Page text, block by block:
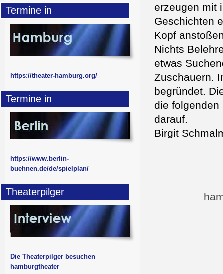
erzeugen mit
Geschichten
Kopf
Nichts
etwas
Zuschauern.
begründet.
die folgenden
darauf.
Birgit
Termine in
https://theater-hamburg.org/
Termine in
https://www.berlin-
buehnen.de/de/spielplan/
Theaterpilger
Die Theaterpilger besuchen
hamburgtheater